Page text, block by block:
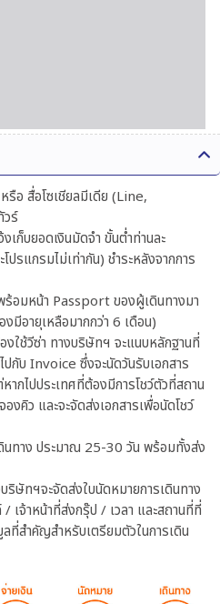
อ สื่อโซเชียลมีเดีย (Line,
ร์
ก็บยอดเงินมัดจำ ขั้นต่ำท่านละ
รแกรมไม่เท่ากัน) ชำระหลังจากการ
ร้อมหน้า Passport ของผู้เดินทางมา
อายุเหลือมากกว่า 6 เดือน)
ใช้วีซ่า ทางบริษัทฯ จะแนบหลักฐานที่
ปกับ Invoice ซึ่งจะนัดวันรับเอกสาร
ากไปประเทศที่ต้องมีการโชว์ตัวที่สถาน
งคิว และจะจัดส่งเอกสารเพื่อนัดโชว์
นทาง ประมาณ 25-30 วัน พร้อมทั้งส่ง
ษัทฯจะจัดส่งใบนัดหมายการเดินทาง
เจ้าหน้าที่ส่งกรุ๊ป / เวลา และสถานที่ที่
ที่สำคัญสำหรับเตรียมตัวในการเดิน